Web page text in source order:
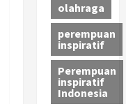
olahraga
perempuan
inspiratif
Perempuan
inspiratif
Indonesia